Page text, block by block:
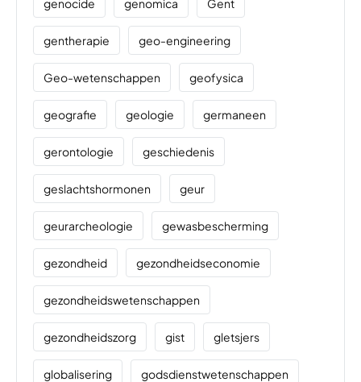
gentherapie geo-engineering
Geo-wetenschappen geofysica
geografie geologie germaneen
gerontologie geschiedenis
geslachtshormonen geur
geurarcheologie gewasbescherming
gezondheid gezondheidseconomie
gezondheidswetenschappen
gezondheidszorg gist gletsjers
globalisering godsdienstwetenschappen